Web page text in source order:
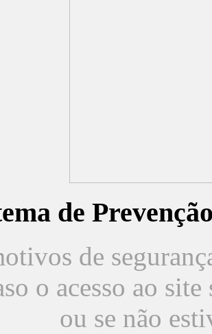
de
de
o acesso ao
ou se não